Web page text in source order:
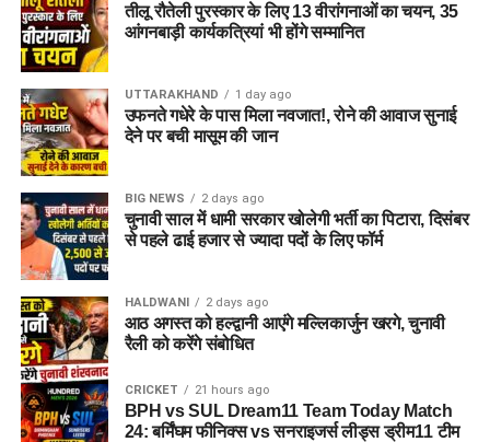
तीलू रौतेली पुरस्कार के लिए 13 वीरांगनाओं का चयन, 35
आंगनबाड़ी कार्यकत्रियां भी होंगे सम्मानित
UTTARAKHAND 1 day ago
उफनते गधेरे के पास मिला नवजात!, रोने की आवाज सुनाई
देने पर बची मासूम की जान
BIG NEWS 2 days ago
चुनावी साल में धामी सरकार खोलेगी भर्ती का पिटारा, दिसंबर
से पहले ढाई हजार से ज्यादा पदों के लिए फॉर्म
HALDWANI 2 days ago
आठ अगस्त को हल्द्वानी आएंगे मल्लिकार्जुन खरगे, चुनावी
रैली को करेंगे संबोधित
CRICKET 21 hours ago
BPH vs SUL Dream11 Team Today Match
24: बर्मिंघम फीनिक्स vs सनराइजर्स लीड्स ड्रीम11 टीम